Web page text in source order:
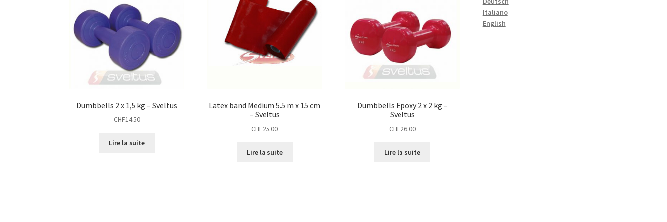
Dumbbells 2 x 1,5 kg – Sveltus
CHF14.50
Lire la suite
Latex band Medium 5.5 m x 15 cm
– Sveltus
CHF25.00
Lire la suite
Dumbbells Epoxy 2 x 2 kg –
Sveltus
CHF26.00
Lire la suite
Italiano
English